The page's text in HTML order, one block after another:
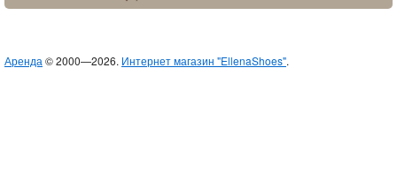
Аренда © 2000—2026. Интернет магазин "EllenaShoes".